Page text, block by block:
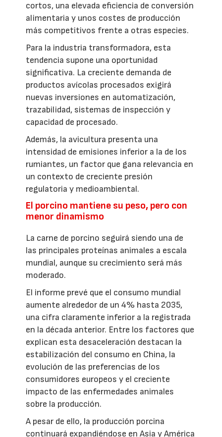
cortos, una elevada eficiencia de conversión
alimentaria y unos costes de producción
más competitivos frente a otras especies.
Para la industria transformadora, esta
tendencia supone una oportunidad
significativa. La creciente demanda de
productos avícolas procesados exigirá
nuevas inversiones en automatización,
trazabilidad, sistemas de inspección y
capacidad de procesado.
Además, la avicultura presenta una
intensidad de emisiones inferior a la de los
rumiantes, un factor que gana relevancia en
un contexto de creciente presión
regulatoria y medioambiental.
El porcino mantiene su peso, pero con
menor dinamismo
La carne de porcino seguirá siendo una de
las principales proteínas animales a escala
mundial, aunque su crecimiento será más
moderado.
El informe prevé que el consumo mundial
aumente alrededor de un 4% hasta 2035,
una cifra claramente inferior a la registrada
en la década anterior. Entre los factores que
explican esta desaceleración destacan la
estabilización del consumo en China, la
evolución de las preferencias de los
consumidores europeos y el creciente
impacto de las enfermedades animales
sobre la producción.
A pesar de ello, la producción porcina
continuará expandiéndose en Asia y América